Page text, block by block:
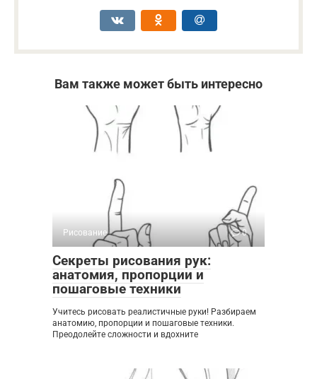
Вам также может быть интересно
Рисование 0
Секреты рисования рук:
анатомия, пропорции и
пошаговые техники
Учитесь рисовать реалистичные руки! Разбираем
анатомию, пропорции и пошаговые техники.
Преодолейте сложности и вдохните